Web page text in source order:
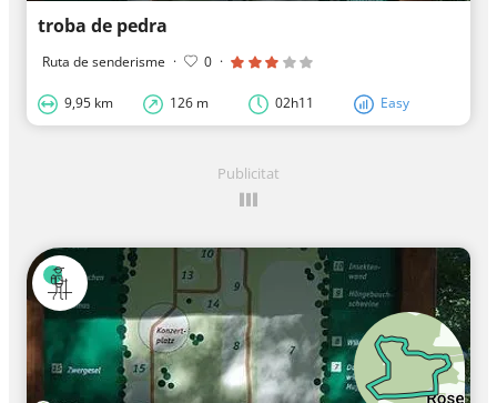
troba de pedra
Ruta de senderisme · 0 ·
9,95 km 126 m 02h11 Easy
Publicitat